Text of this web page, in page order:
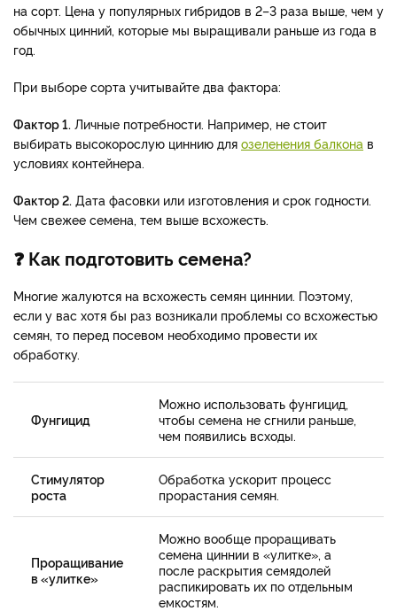
на сорт. Цена у популярных гибридов в 2–3 раза выше, чем у
обычных цинний, которые мы выращивали раньше из года в
год.
При выборе сорта учитывайте два фактора:
Фактор 1. Личные потребности. Например, не стоит
выбирать высокорослую циннию для озеленения балкона в
условиях контейнера.
Фактор 2. Дата фасовки или изготовления и срок годности.
Чем свежее семена, тем выше всхожесть.
❓ Как подготовить семена?
Многие жалуются на всхожесть семян циннии. Поэтому,
если у вас хотя бы раз возникали проблемы со всхожестью
семян, то перед посевом необходимо провести их
обработку.
Фунгицид
Можно использовать фунгицид,
чтобы семена не сгнили раньше,
чем появились всходы.
Стимулятор
роста
Обработка ускорит процесс
прорастания семян.
Проращивание
в «улитке»
Можно вообще проращивать
семена циннии в «улитке», а
после раскрытия семядолей
распикировать их по отдельным
емкостям.